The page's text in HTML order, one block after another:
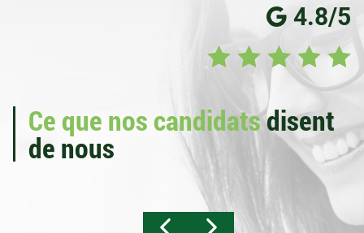
4.8/5
Ce que nos candidatsdisent
de nous